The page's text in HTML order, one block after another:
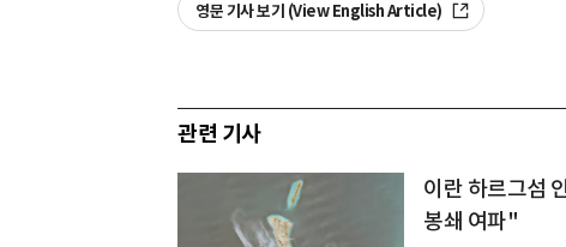
영문 기사 보기 (View English Article)
관련 기사
이란 하르그섬
봉쇄 여파"